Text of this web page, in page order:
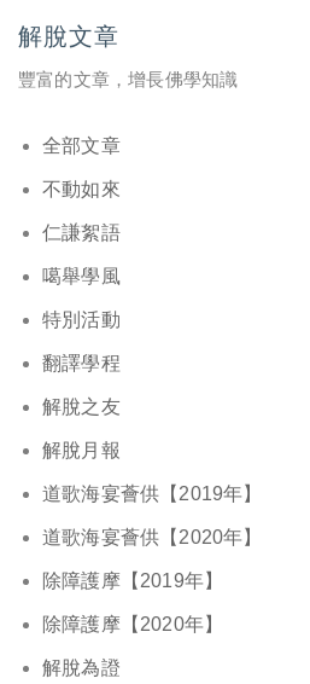
解脫文章
豐富的文章，增長佛學知識
全部文章
不動如來
仁謙絮語
噶舉學風
特別活動
翻譯學程
解脫之友
解脫月報
道歌海宴薈供【2019年】
道歌海宴薈供【2020年】
除障護摩【2019年】
除障護摩【2020年】
解脫為證